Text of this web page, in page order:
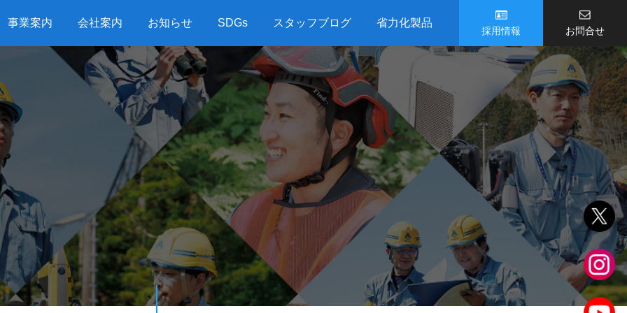
事業案内 会社案内 お知らせ SDGs スタッフブログ 省力化製品
採用情報 お問合せ